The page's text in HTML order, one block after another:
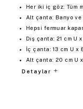
Her iki iç göz: Tüm
Alt çanta: Banyo
Hepsi fermuar
Dış çanta: 21 cm U
İç çanta: 13 cm U x
Alt çanta: 20 cm U
Detaylar